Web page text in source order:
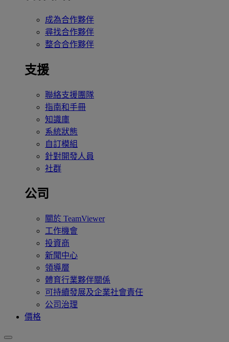
成為合作夥伴
尋找合作夥伴
整合合作夥伴
支援
聯絡支援團隊
指南和手冊
知識庫
系統狀態
自訂模組
針對開發人員
社群
公司
關於 TeamViewer
工作機會
投資商
新聞中心
領導層
體育行業夥伴關係
可持續發展及企業社會責任
公司治理
價格